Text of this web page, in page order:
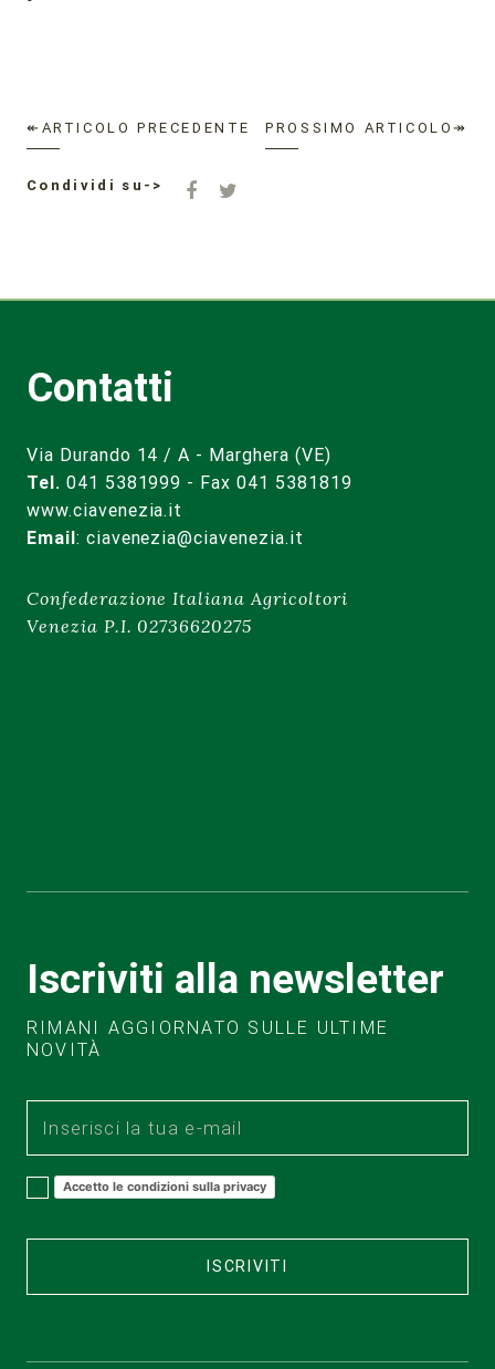
↞ARTICOLO PRECEDENTE PROSSIMO ARTICOLO↠
Condividi su->
Contatti
Via Durando 14 / A - Marghera (VE)
Tel. 041 5381999 - Fax 041 5381819
www.ciavenezia.it
Email: ciavenezia@ciavenezia.it
Confederazione Italiana Agricoltori
Venezia P.I. 02736620275
Iscriviti alla newsletter
RIMANI AGGIORNATO SULLE ULTIME
NOVITÀ
Accetto le condizioni sulla privacy
ISCRIVITI